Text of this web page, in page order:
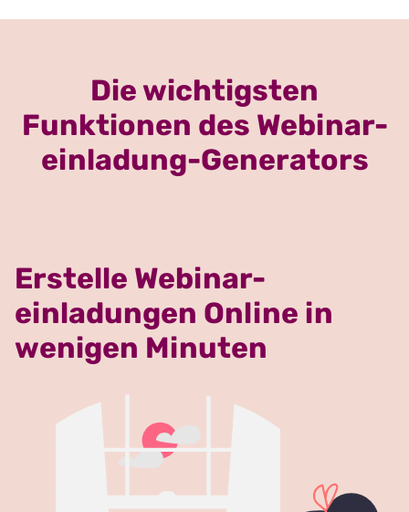
Die wichtigsten
Funktionen des Webinar-
einladung-Generators
Erstelle Webinar-
einladungen Online in
wenigen Minuten